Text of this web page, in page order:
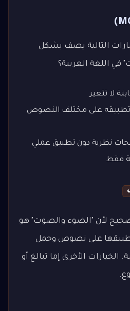
التالية يصف بشكل
اللغة العربية؟
لا تتغير
تطبيقه على مختلف النصوص
نظرية دون تطبيق عملي
فقط
لأن "الضوء والصوت" هو
على نصوص وجمل
الخيارات الأخرى إما تبالغ أو